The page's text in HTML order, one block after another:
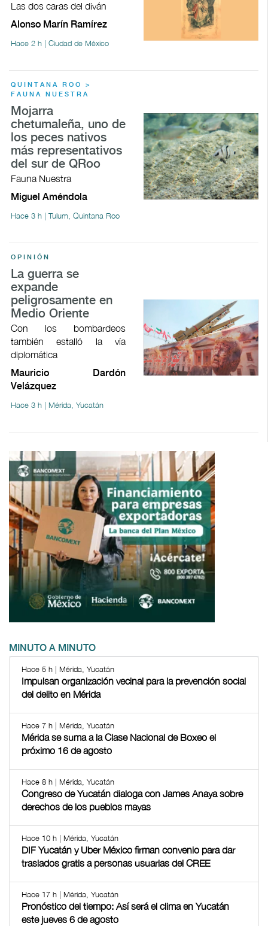
Las dos caras del diván
Alonso Marín Ramírez
Hace 2 h | Ciudad de México
QUINTANA ROO >
FAUNA NUESTRA
Mojarra
chetumaleña, uno de
los peces nativos
más representativos
del sur de QRoo
Fauna Nuestra
Miguel Améndola
Hace 3 h | Tulum, Quintana Roo
OPINIÓN
La guerra se
expande
peligrosamente en
Medio Oriente
Con los bombardeos
también estalló la vía
diplomática
Mauricio Dardón
Velázquez
Hace 3 h | Mérida, Yucatán
MINUTO A MINUTO
Hace 5 h | Mérida, Yucatán
Impulsan organización vecinal para la prevención social
del delito en Mérida
Hace 7 h | Mérida, Yucatán
Mérida se suma a la Clase Nacional de Boxeo el
próximo 16 de agosto
Hace 8 h | Mérida, Yucatán
Congreso de Yucatán dialoga con James Anaya sobre
derechos de los pueblos mayas
Hace 10 h | Mérida, Yucatán
DIF Yucatán y Uber México firman convenio para dar
traslados gratis a personas usuarias del CREE
Hace 17 h | Mérida, Yucatán
Pronóstico del tiempo: Así será el clima en Yucatán
este jueves 6 de agosto